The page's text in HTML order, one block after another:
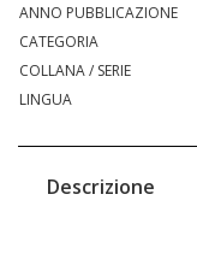
ANNO PUBBLICAZIONE
CATEGORIA
COLLANA / SERIE
LINGUA
Descrizione